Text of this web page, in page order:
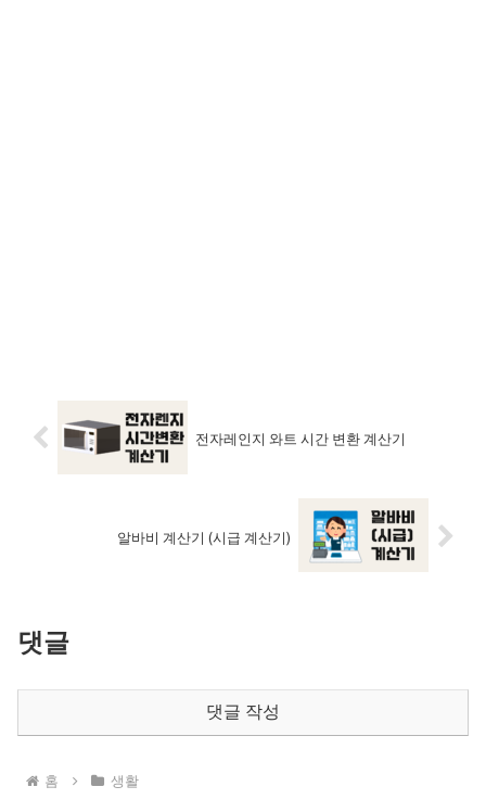
전자레인지 와트 시간 변환 계산기
알바비 계산기 (시급 계산기)
댓글
댓글 작성
홈 생활